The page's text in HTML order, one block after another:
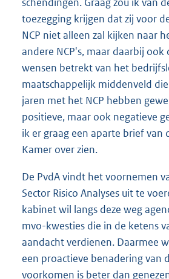
toezegging krijgen dat zij voor
NCP niet alleen zal kijken naar
andere NCP's, maar daarbij ook
wensen betrekt van het
maatschappelijk middenveld
jaren met het NCP hebben
positieve, maar ook negatieve
ik er graag een aparte brief van
Kamer over zien.
De PvdA vindt het voornemen
Sector Risico Analyses uit te
kabinet wil langs deze weg
mvo-kwesties die in de ketens
aandacht verdienen. Daarmee
een proactieve benadering van
voorkomen is beter dan